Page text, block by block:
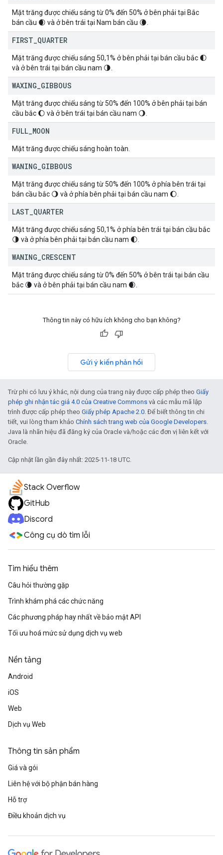
Mặt trăng được chiếu sáng từ 0% đến 50% ở bên phải tại Bắc
bán cầu 🌒 và ở bên trái tại Nam bán cầu 🌘.
FIRST QUARTER
Mặt trăng được chiếu sáng 50,1% ở bên phải tại bán cầu bắc 🌓
và ở bên trái tại bán cầu nam 🌗.
WAXING GIBBOUS
Mặt trăng được chiếu sáng từ 50% đến 100% ở bên phải tại bán
cầu bắc 🌔 và ở bên trái tại bán cầu nam 🌖.
FULL MOON
Mặt trăng được chiếu sáng hoàn toàn.
WANING GIBBOUS
Mặt trăng được chiếu sáng từ 50% đến 100% ở phía bên trái tại
bán cầu bắc 🌖 và ở phía bên phải tại bán cầu nam 🌔.
LAST QUARTER
Mặt trăng được chiếu sáng 50,1% ở phía bên trái tại bán cầu bắc
🌗 và ở phía bên phải tại bán cầu nam 🌓.
WANING CRESCENT
Mặt trăng được chiếu sáng từ 0% đến 50% ở bên trái tại bán cầu
bắc 🌘 và ở bên phải tại bán cầu nam 🌒.
Thông tin này có hữu ích không cho bạn không?
Gửi ý kiến phản hồi
Trừ phi có lưu ý khác, nội dung của trang này được cấp phép theo Giấy
phép ghi nhận tác giả 4.0 của Creative Commons và các mẫu mã lập
trình được cấp phép theo Giấy phép Apache 2.0. Để biết thông tin chi
tiết, vui lòng tham khảo Chính sách trang web của Google Developers.
Java là nhãn hiệu đã đăng ký của Oracle và/hoặc các đơn vị liên kết với
Oracle.
Cập nhật lần gần đây nhất: 2025-11-18 UTC.
Stack Overflow
GitHub
Discord
Công cụ dò tìm lỗi
Tìm hiểu thêm
Câu hỏi thường gặp
Trình khám phá các chức năng
Các phương pháp hay nhất về bảo mật API
Tối ưu hoá mức sử dụng dịch vụ web
Nền tảng
Android
iOS
Web
Dịch vụ Web
Thông tin sản phẩm
Giá và gói
Liên hệ với bộ phận bán hàng
Hỗ trợ
Điều khoản dịch vụ